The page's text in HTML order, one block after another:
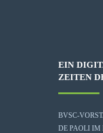
EIN
ZEITEN
BVSC-
DE PAOLI